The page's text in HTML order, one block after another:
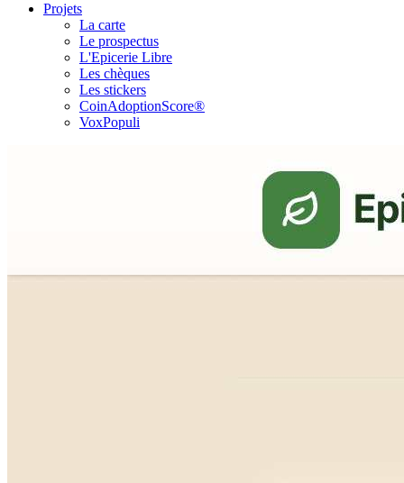
Projets
La carte
Le prospectus
L'Epicerie Libre
Les chèques
Les stickers
CoinAdoptionScore®
VoxPopuli